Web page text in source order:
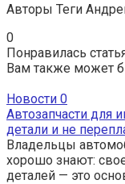
Авторы Теги
0
Понравилась
Вам также может
Новости 0
Автозапчасти для
детали и не
Владельцы
хорошо знают:
деталей — это